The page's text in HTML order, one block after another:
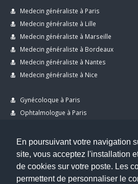
En poursuivant votre navigation
site, vous acceptez l'installation
de cookies sur votre poste. Les
permettent de personnaliser le
Medecin généraliste à Paris
Medecin généraliste à Lille
Medecin généraliste à Marseille
Medecin généraliste à Bordeaux
Medecin généraliste à Nantes
Medecin généraliste à Nice
Gynécoloque à Paris
Ophtalmologue à Paris
Dentiste à Paris